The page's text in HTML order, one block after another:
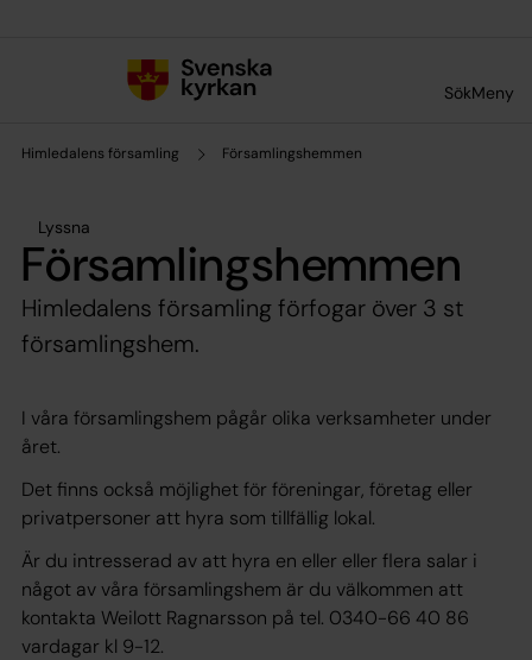
SökMeny
Himledalens församling Församlingshemmen
Lyssna
Församlingshemmen
Himledalens församling förfogar över 3 st
församlingshem.
I våra församlingshem pågår olika verksamheter under
året.
Det finns också möjlighet för föreningar, företag eller
privatpersoner att hyra som tillfällig lokal.
Är du intresserad av att hyra en eller eller flera salar i
något av våra församlingshem är du välkommen att
kontakta Weilott Ragnarsson på tel. 0340-66 40 86
vardagar kl 9-12.